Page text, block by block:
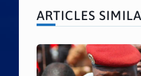
ARTICLES